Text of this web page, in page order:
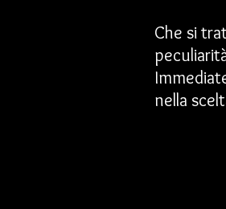
Che si
nella